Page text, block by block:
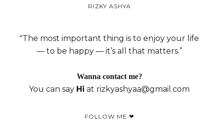
RIZKY ASHYA
"The most important thing is to enjoy your life
— to be happy — it’s all that matters.”
Wanna contact me?
You can say Hi at rizkyashyaa@gmail.com
FOLLOW ME ❤